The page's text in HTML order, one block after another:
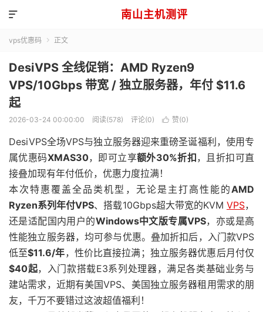
南山主机测评

vps优惠码  正文
DesiVPS 全线促销：AMD Ryzen9
VPS/10Gbps 带宽 / 独立服务器，年付 $11.6
起
2026-03-24 00:00:00 阅读(578) 评论(0)  赞(0)
DesiVPS全场VPS与独立服务器迎来重磅圣诞福利，使用专
属优惠码XMAS30，即可立享额外30%折扣，且折扣可直
接叠加现有年付低价，优惠力度拉满！
本次特惠覆盖全品类机型，无论是主打高性能的AMD
Ryzen系列年付VPS、搭载10Gbps超大带宽的KVM VPS，
还是适配国内用户的Windows中文版专属VPS，亦或是高
性能独立服务器，均可参与优惠。叠加折扣后，入门款VPS
低至$11.6/年，性价比直接拉满；独立服务器优惠后月付仅
$40起，入门款搭载E3系列处理器，满足各类基础业务与
建站需求，近期有美国VPS、美国独立服务器租用需求的朋
友，千万不要错过这波超值福利！